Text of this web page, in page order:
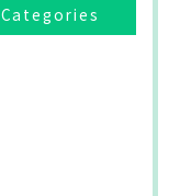
Categories